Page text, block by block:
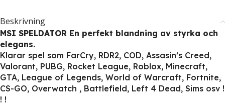
Beskrivning
MSI SPELDATOR En perfekt blandning av styrka och
elegans.
Klarar spel som FarCry, RDR2, COD, Assasin’s Creed,
Valorant, PUBG, Rocket League, Roblox, Minecraft,
GTA, League of Legends, World of Warcraft, Fortnite,
CS-GO, Overwatch , Battlefield, Left 4 Dead, Sims osv !
! !